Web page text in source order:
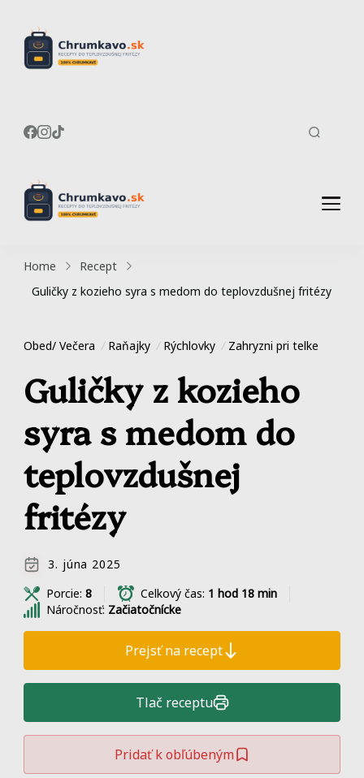
fritézy
Home
Recept
Guličky z kozieho syra s medom do teplovzdušnej fritézy
Obed/ Večera Raňajky Rýchlovky Zahryzni pri telke
Guličky z kozieho
syra s medom do
teplovzdušnej
fritézy
3. júna 2025
Porcie: 8 Celkový čas: 1 hod 18 min
Náročnosť: Začiatočnícke
Prejsť na recept
Tlač receptu
Pridať k obľúbeným